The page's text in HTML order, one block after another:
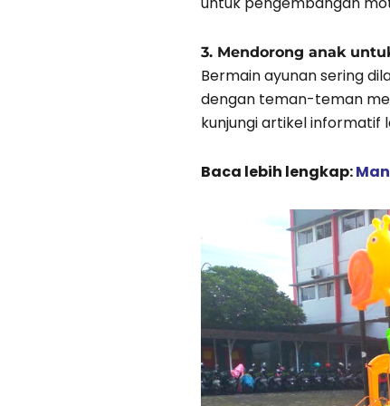
3. Mendorong anak
Bermain ayunan sering
dengan teman-teman
kunjungi artikel informatif
Baca lebih lengkap: